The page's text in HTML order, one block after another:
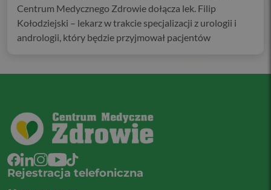
Centrum Medycznego Zdrowie dołącza lek. Filip
Kołodziejski – lekarz w trakcie specjalizacji z urologii i
andrologii, który będzie przyjmował pacjentów
Rejestracja telefoniczna